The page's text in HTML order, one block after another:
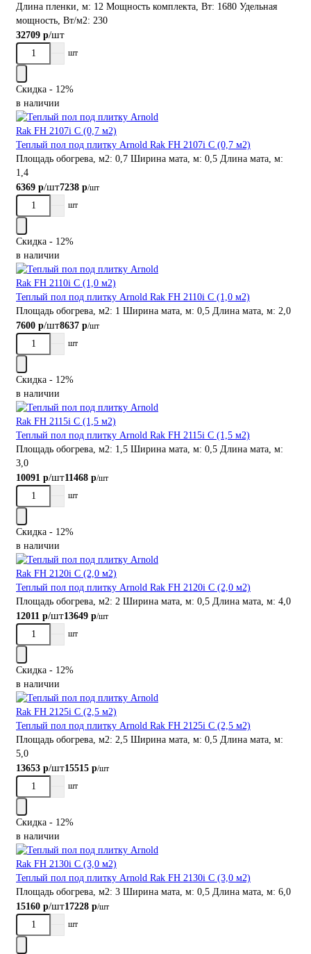
Длина пленки, м: 12 Мощность комплекта, Вт: 1680 Удельная
мощность, Вт/м2: 230
32709 р/шт
шт
Скидка - 12%
в наличии
Теплый пол под плитку Arnold Rak FH 2107i С (0,7 м2)
Площадь обогрева, м2: 0,7 Ширина мата, м: 0,5 Длина мата, м:
1,4
6369 р/шт7238 р/шт
шт
Скидка - 12%
в наличии
Теплый пол под плитку Arnold Rak FH 2110i С (1,0 м2)
Площадь обогрева, м2: 1 Ширина мата, м: 0,5 Длина мата, м: 2,0
7600 р/шт8637 р/шт
шт
Скидка - 12%
в наличии
Теплый пол под плитку Arnold Rak FH 2115i С (1,5 м2)
Площадь обогрева, м2: 1,5 Ширина мата, м: 0,5 Длина мата, м:
3,0
10091 р/шт11468 р/шт
шт
Скидка - 12%
в наличии
Теплый пол под плитку Arnold Rak FH 2120i С (2,0 м2)
Площадь обогрева, м2: 2 Ширина мата, м: 0,5 Длина мата, м: 4,0
12011 р/шт13649 р/шт
шт
Скидка - 12%
в наличии
Теплый пол под плитку Arnold Rak FH 2125i С (2,5 м2)
Площадь обогрева, м2: 2,5 Ширина мата, м: 0,5 Длина мата, м:
5,0
13653 р/шт15515 р/шт
шт
Скидка - 12%
в наличии
Теплый пол под плитку Arnold Rak FH 2130i С (3,0 м2)
Площадь обогрева, м2: 3 Ширина мата, м: 0,5 Длина мата, м: 6,0
15160 р/шт17228 р/шт
шт